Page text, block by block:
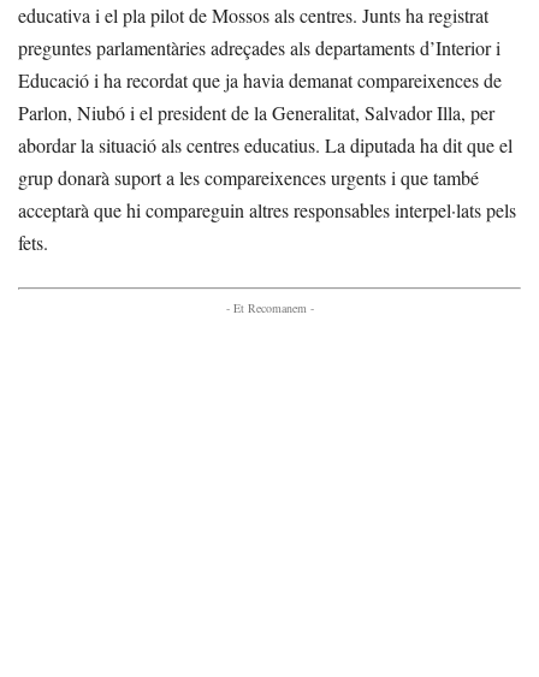
educativa i el pla pilot de Mossos als centres. Junts ha registrat
preguntes parlamentàries adreçades als departaments d’Interior i
Educació i ha recordat que ja havia demanat compareixences de
Parlon, Niubó i el president de la Generalitat, Salvador Illa, per
abordar la situació als centres educatius. La diputada ha dit que el
grup donarà suport a les compareixences urgents i que també
acceptarà que hi compareguin altres responsables interpel·lats pels
fets.
- Et Recomanem -